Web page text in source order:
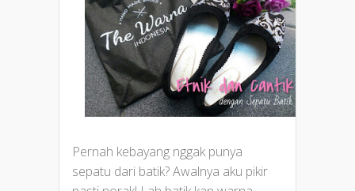
Pernah kebayang nggak punya
sepatu dari batik? Awalnya aku pikir